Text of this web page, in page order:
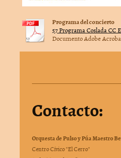
Programa del concierto
57 Programa Coslada CC
Documento Adobe
Contacto:
Orquesta de Pulso y Púa Maestro
Centro Cívico "El Cerro"